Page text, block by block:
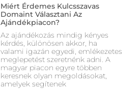
Miért Érdemes Kulcsszavas
Domaint Választani Az
Ajándékpiacon?
Az ajándékozás mindig kényes
kérdés, különösen akkor, ha
valami igazán egyedi, emlékezetes
meglepetést szeretnénk adni. A
magyar piacon egyre többen
keresnek olyan megoldásokat,
amelyek segítenek